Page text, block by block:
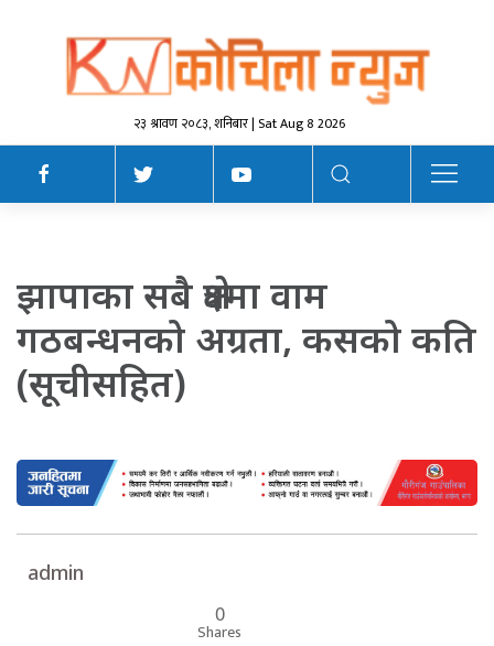
२३ श्रावण २०८३, शनिबार | Sat Aug 8 2026
झापाका सबै क्षेत्रमा वाम
गठबन्धनको अग्रता, कसको कति
(सूचीसहित)
admin
0
Shares